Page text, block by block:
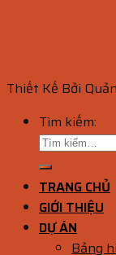
Thiết Kế Bởi
Tìm kiếm:
TRANG CHỦ
GIỚI THIỆU
DỰ ÁN
Bảng